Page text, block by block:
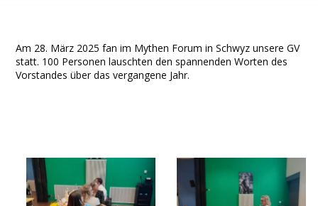
Am 28. März 2025 fan im Mythen Forum in Schwyz unsere GV
statt. 100 Personen lauschten den spannenden Worten des
Vorstandes über das vergangene Jahr.